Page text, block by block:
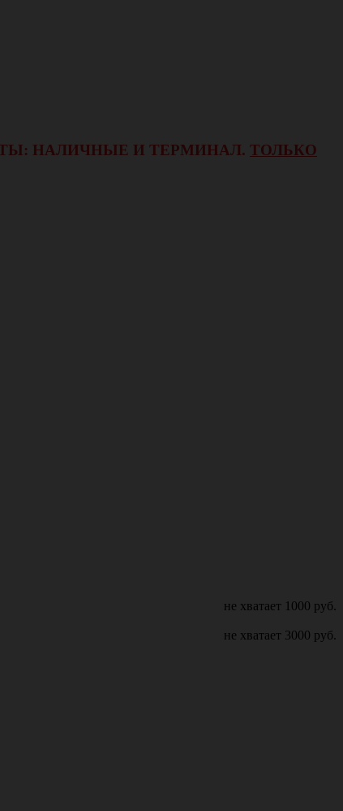
НАЛИЧНЫЕ И ТЕРМИНАЛ. ТОЛЬКО
не хватает 1000 руб.
не хватает 3000 руб.